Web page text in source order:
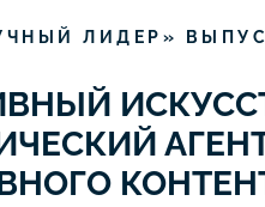
ЛИДЕР»